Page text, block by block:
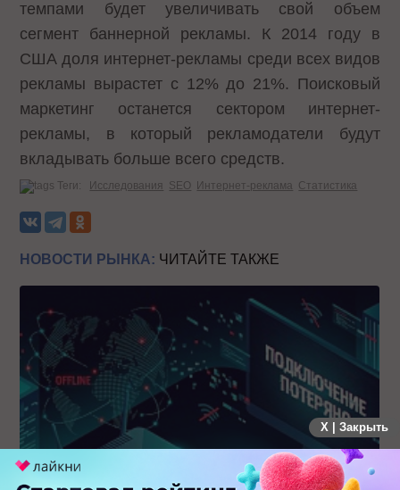
темпами будет увеличивать свой объем
сегмент баннерной рекламы. К 2014 году в
США доля интернет-рекламы среди всех видов
рекламы вырастет с 12% до 21%. Поисковый
маркетинг останется сектором интернет-
рекламы, в который рекламодатели будут
вкладывать больше всего средств.
Теги: Исследования SEO Интернет-реклама Статистика
НОВОСТИ РЫНКА: ЧИТАЙТЕ ТАКЖЕ
Крупнейший сбой в рунете: пользователи не могут
X | Закрыть